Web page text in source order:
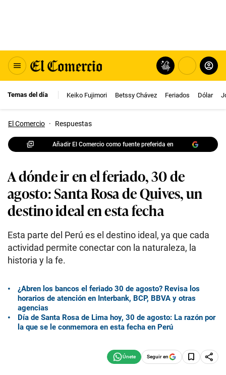
Temas del día Keiko Fujimori Betssy Chávez Feriados Dólar
El Comercio · Respuestas
Añadir El Comercio como fuente preferida en
A dónde ir en el feriado, 30 de
agosto: Santa Rosa de Quives, un
destino ideal en esta fecha
Esta parte del Perú es el destino ideal, ya que cada
actividad permite conectar con la naturaleza, la
historia y la fe.
¿Abren los bancos el feriado 30 de agosto? Revisa los
horarios de atención en Interbank, BCP, BBVA y otras
agencias
Día de Santa Rosa de Lima hoy, 30 de agosto: La razón por
la que se le conmemora en esta fecha en Perú
Seguir en